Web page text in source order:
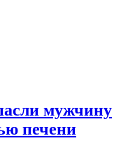
мужчину
печени